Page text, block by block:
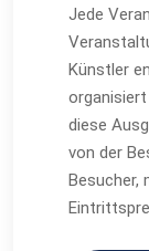
Jede
Künstler
organisiert
diese
von der
Besucher,